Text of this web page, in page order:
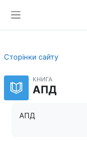
Сторінки сайту
КНИГА
АПД
АПД